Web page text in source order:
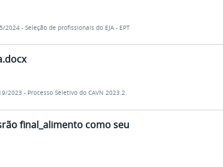
2024 - Seleção de profissionais do EJA - EPT
2023 - Processo Seletivo do CAVN 2023.2
final_alimento como seu